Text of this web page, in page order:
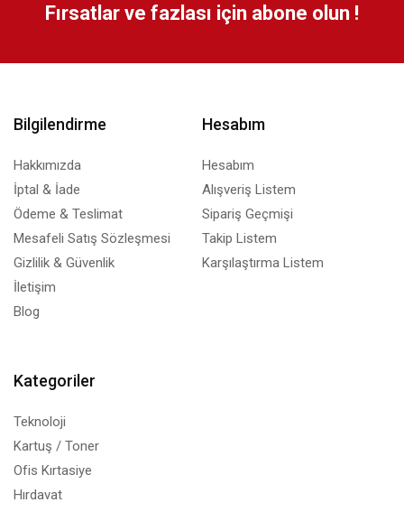
Fırsatlar ve fazlası için abone olun !
Bilgilendirme
Hakkımızda
İptal & İade
Ödeme & Teslimat
Mesafeli Satış Sözleşmesi
Gizlilik & Güvenlik
İletişim
Blog
Hesabım
Hesabım
Alışveriş Listem
Sipariş Geçmişi
Takip Listem
Karşılaştırma Listem
Kategoriler
Teknoloji
Kartuş / Toner
Ofis Kırtasiye
Hırdavat